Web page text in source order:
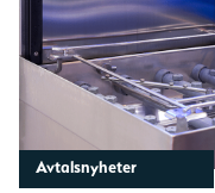
Avtalsnyheter